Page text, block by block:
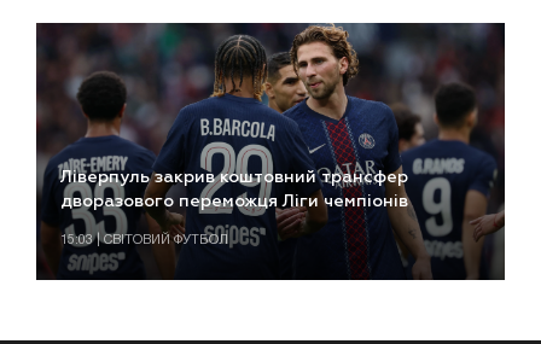
Ліверпуль закрив коштовний трансфер
дворазового переможця Ліги чемпіонів
15:03 | СВІТОВИЙ ФУТБОЛ